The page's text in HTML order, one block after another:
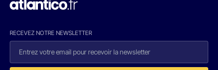
RECEVEZ NOTRE NEWSLETTER